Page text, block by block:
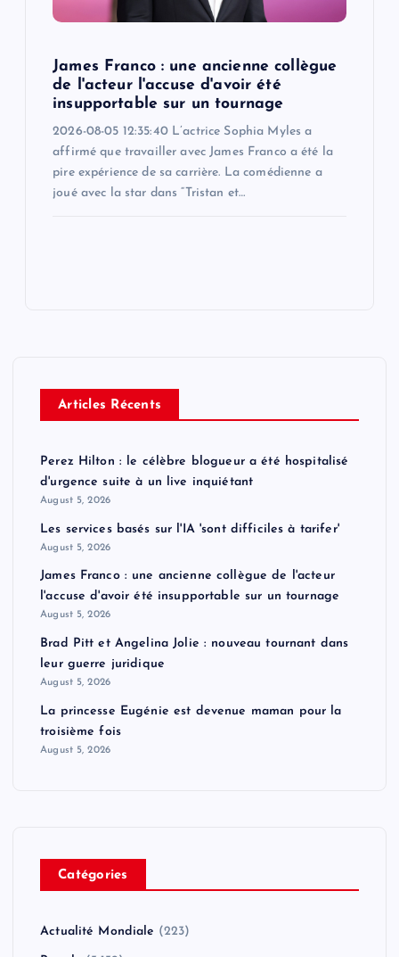
James Franco : une ancienne collègue
de l'acteur l'accuse d'avoir été
insupportable sur un tournage
2026-08-05 12:35:40 L’actrice Sophia Myles a
affirmé que travailler avec James Franco a été la
pire expérience de sa carrière. La comédienne a
joué avec la star dans “Tristan et…
Articles Récents
Perez Hilton : le célèbre blogueur a été hospitalisé
d'urgence suite à un live inquiétant
August 5, 2026
Les services basés sur l'IA 'sont difficiles à tarifer'
August 5, 2026
James Franco : une ancienne collègue de l'acteur
l'accuse d'avoir été insupportable sur un tournage
August 5, 2026
Brad Pitt et Angelina Jolie : nouveau tournant dans
leur guerre juridique
August 5, 2026
La princesse Eugénie est devenue maman pour la
troisième fois
August 5, 2026
Catégories
Actualité Mondiale (223)